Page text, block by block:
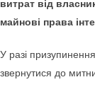
витрат від
майнові права
У разі
звернутися до